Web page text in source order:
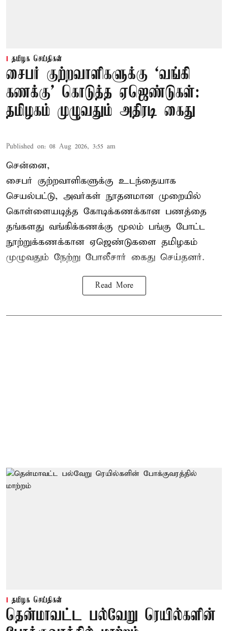
தமிழக செய்திகள்
சைபர் குற்றவாளிகளுக்கு ‘வங்கி
கணக்கு’ கொடுத்த ஏஜெண்டுகள்:
தமிழகம் முழுவதும் அதிரடி கைது
Published on: 08 Aug 2026, 3:55 am
சென்னை,
சைபர் குற்றவாளிகளுக்கு உடந்தையாக
செயல்பட்டு, அவர்கள் நூதனமான முறையில்
கொள்ளையடித்த கோடிக்கணக்கான பணத்தை
தங்களது வங்கிக்கணக்கு மூலம் பங்கு போட்ட
நூற்றுக்கணக்கான ஏஜெண்டுகளை தமிழகம்
முழுவதும் நேற்று போலீசார் கைது செய்தனர்.
Read More
தமிழக செய்திகள்
தென்மாவட்ட பல்வேறு ரெயில்களின்